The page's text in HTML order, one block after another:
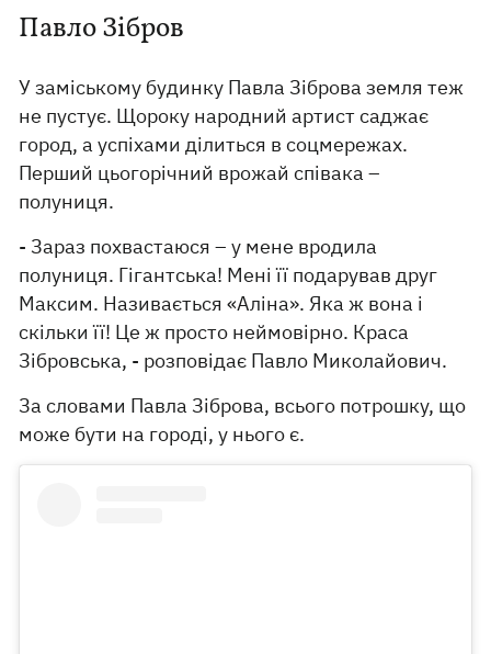
Павло Зібров
У заміському будинку Павла Зіброва земля теж
не пустує. Щороку народний артист саджає
город, а успіхами ділиться в соцмережах.
Перший цьогорічний врожай співака –
полуниця.
- Зараз похвастаюся – у мене вродила
полуниця. Гігантська! Мені її подарував друг
Максим. Називається «Аліна». Яка ж вона і
скільки її! Це ж просто неймовірно. Краса
Зібровська, - розповідає Павло Миколайович.
За словами Павла Зіброва, всього потрошку, що
може бути на городі, у нього є.